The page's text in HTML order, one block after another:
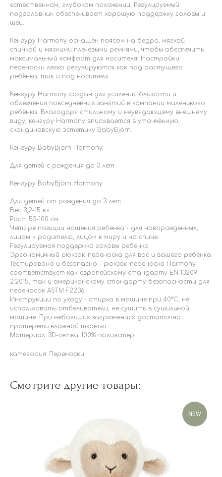
естественном, глубоком положении. Регулируемый
подголовник обеспечивает хорошую поддержку головы и
шеи.
Кенгуру Harmony оснащён поясом на бедра, мягкой
спинкой и мягкими плечевыми ремнями, чтобы обеспечить
максимальный комфорт для носителя. Настройки
переноски легко регулируются как под растущего
ребёнка, так и под носителя.
Кенгуру Harmony создан для усиления близости и
облегчения повседневных занятий в компании маленького
ребёнка. Благодаря стильному и неувядающему внешнему
виду, кенгуру Harmony вписывается в утончённую,
скандинавскую эстетику BabyBjörn.
Кенгуру BabyBjörn Harmony:
Для детей с рождения до 3 лет
Кенгуру BabyBjörn Harmony:
Для детей от рождения до 3 лет
Вес 3,2-15 кг
Рост 53-100 см
Четыре позиции ношения ребенка - для новорожденных,
лицом к родителю, лицом к миру и на спине.
Регулируемая поддержка головы ребенка
Эргономичный рюкзак-переноска для вас и вашего ребенка
Тестировано и безопасно - рюкзак-переноска Harmony
соответствует как европейскому стандарту EN 13209-
2:2015, так и американскому стандарту безопасности для
переносок ASTM F2236.
Инструкции по уходу - стирка в машине при 40°C, не
использовать отбеливатели, не сушить в сушильной
машине. При небольших загрязнениях достаточно
протереть влажной тканью.
Материал: 3D-сетка: 100% полиэстер
категория: Переноски
Смотрите другие товары:
NEW